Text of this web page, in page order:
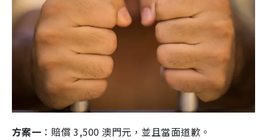
方案一 ：賠償 3,500 澳門元，並且當面道歉。